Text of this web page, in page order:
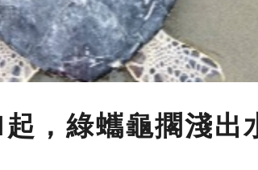
，綠蠵龜擱淺出